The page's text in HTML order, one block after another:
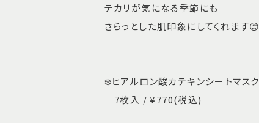
テカリが気になる季節にも
さらっとした肌印象にしてくれます😌
❄️ヒアルロン酸カテキンシートマスク
7枚入 / ¥770(税込)